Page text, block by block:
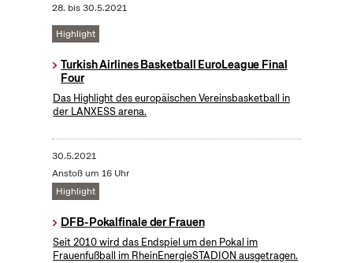
28. bis30.5.2021
Highlight
Turkish Airlines Basketball EuroLeague Final
Four
Das Highlight des europäischen Vereinsbasketball in
der LANXESS arena.
30.5.2021
Anstoß um 16 Uhr
Highlight
DFB-Pokalfinale der Frauen
Seit 2010 wird das Endspiel um den Pokal im
Frauenfußball im RheinEnergieSTADION ausgetragen.